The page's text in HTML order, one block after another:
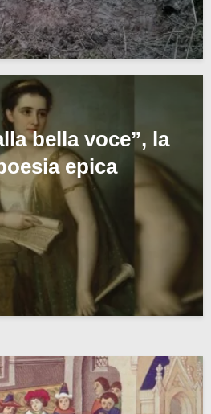
bella voce”, la
epica